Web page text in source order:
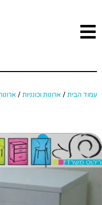
עמוד הבית / ארונות וכונניות /